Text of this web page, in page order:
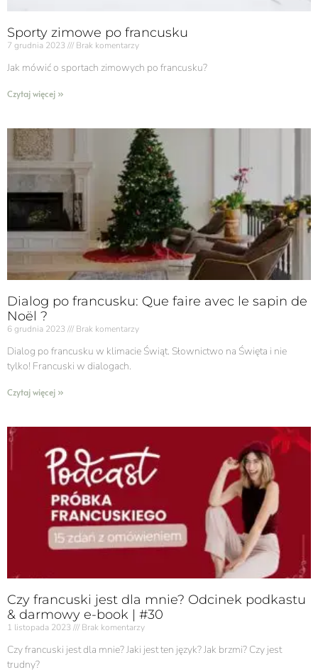
Sporty zimowe po francusku
7 grudnia 2023 Brak komentarzy
Jak mówić o sportach zimowych po francusku?
Czytaj więcej »
Dialog po francusku: Que faire avec le sapin de
Noël ?
6 grudnia 2023 Brak komentarzy
Dialog po francusku w klimacie Świąt. Słownictwo na Święta i nie
tylko! Francuski w dialogach.
Czytaj więcej »
Czy francuski jest dla mnie? Odcinek podkastu
& darmowy e-book | #30
1 listopada 2023 Brak komentarzy
Czy francuski jest dla mnie? Jaki jest ten język? Jak brzmi? Czy jest
trudny?